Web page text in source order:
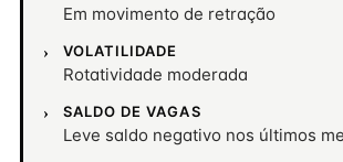
Em movimento de retração
VOLATILIDADE
Rotatividade moderada
SALDO DE VAGAS
Leve saldo negativo nos últimos